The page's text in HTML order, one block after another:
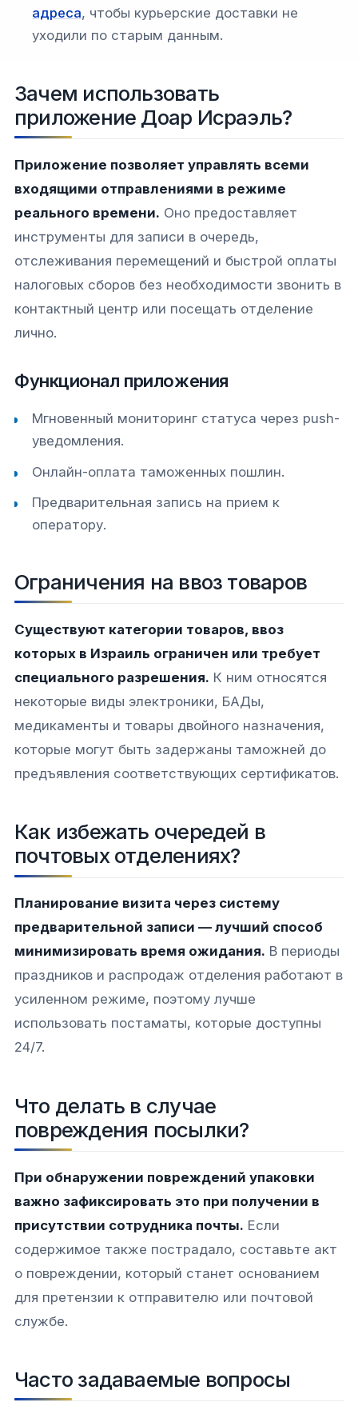
адреса, чтобы курьерские доставки не
уходили по старым данным.
Зачем использовать
приложение Доар Исраэль?
Приложение позволяет управлять всеми
входящими отправлениями в режиме
реального времени. Оно предоставляет
инструменты для записи в очередь,
отслеживания перемещений и быстрой оплаты
налоговых сборов без необходимости звонить в
контактный центр или посещать отделение
лично.
Функционал приложения
Мгновенный мониторинг статуса через push-
уведомления.
Онлайн-оплата таможенных пошлин.
Предварительная запись на прием к
оператору.
Ограничения на ввоз товаров
Существуют категории товаров, ввоз
которых в Израиль ограничен или требует
специального разрешения. К ним относятся
некоторые виды электроники, БАДы,
медикаменты и товары двойного назначения,
которые могут быть задержаны таможней до
предъявления соответствующих сертификатов.
Как избежать очередей в
почтовых отделениях?
Планирование визита через систему
предварительной записи — лучший способ
минимизировать время ожидания. В периоды
праздников и распродаж отделения работают в
усиленном режиме, поэтому лучше
использовать постаматы, которые доступны
24/7.
Что делать в случае
повреждения посылки?
При обнаружении повреждений упаковки
важно зафиксировать это при получении в
присутствии сотрудника почты. Если
содержимое также пострадало, составьте акт
о повреждении, который станет основанием
для претензии к отправителю или почтовой
службе.
Часто задаваемые вопросы